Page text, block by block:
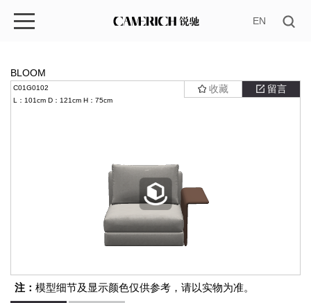
EN
BLOOM
C01G0102 收藏 留言
L：101cm D：121cm H：75cm
注： 模型细节及显示颜色仅供参考，请以实物为准。